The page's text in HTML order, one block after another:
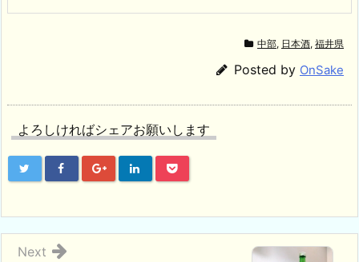
中部, 日本酒, 福井県
Posted by OnSake
よろしければシェアお願いします
Next